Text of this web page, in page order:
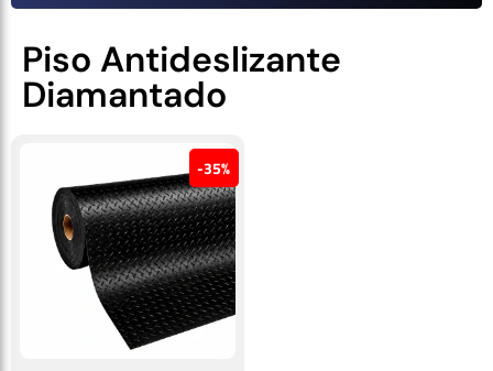
Piso Antideslizante
Diamantado
35%